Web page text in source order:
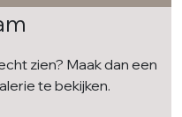
zien? Maak dan een
te bekijken.